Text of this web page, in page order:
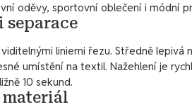
oděvy, sportovní oblečení i módní
separace
liniemi řezu. Středně lepivá
umístění na textil. Nažehlení je
10 sekund.